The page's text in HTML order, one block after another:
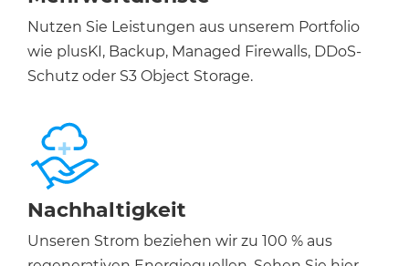
Nutzen Sie Leistungen aus unserem Portfolio
wie plusKI, Backup, Managed Firewalls, DDoS-
Schutz oder S3 Object Storage.
Nachhaltigkeit
Unseren Strom beziehen wir zu 100 % aus